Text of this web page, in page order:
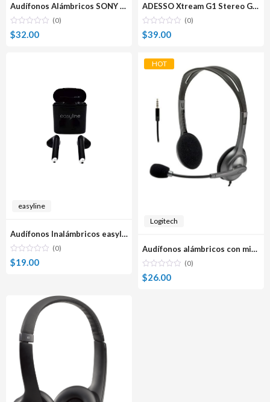
Audífonos Alámbricos SONY MDR-ZX110
(0)
$32.00
ADESSO Xtream G1 Stereo Gaming Audífonos Alámbricos con Micrófono
(0)
$39.00
easyline
Audífonos Inalámbricos easyline El-995487 Viva Buds Pro
(0)
$19.00
HOT
Logitech
Audífonos alámbricos con micrófono Logitech H111
(0)
$26.00